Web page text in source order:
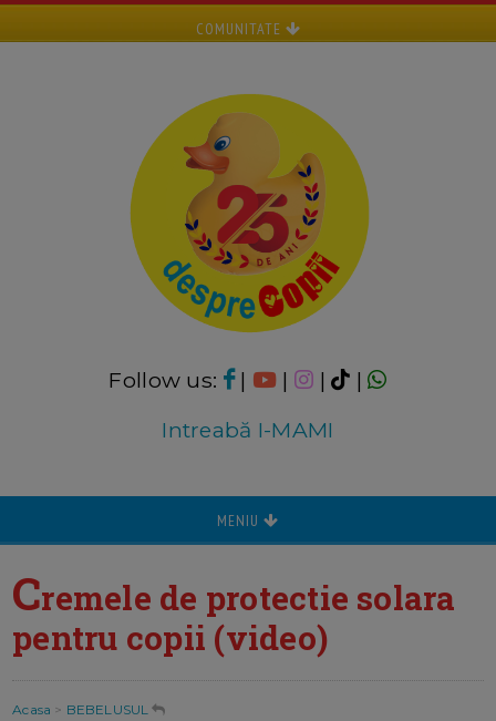
COMUNITATE
Follow us: | | |
|
Intreabă I-MAMI
MENIU
Cremele de protectie solara
pentru copii (video)
Acasa > BEBELUSUL